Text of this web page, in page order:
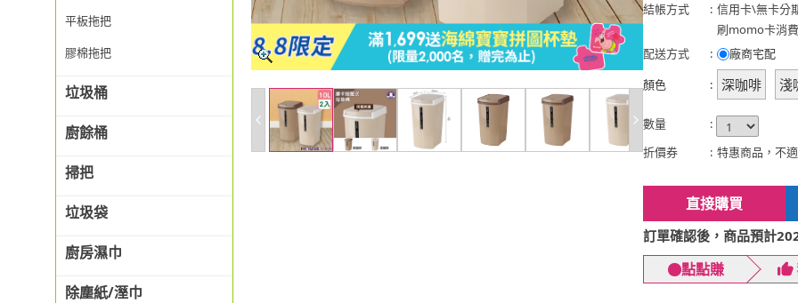
平板拖把
膠棉拖把
垃圾桶
廚餘桶
掃把
垃圾袋
廚房濕巾
除塵紙/溼巾
結帳方式
: 信用卡\無卡分
刷momo卡消
配送方式
:
廠商宅配
顏色
: 深咖啡 淺
數量
:
折價券
: 特惠商品，不
直接購買
訂單確認後，商品預計
點點賺